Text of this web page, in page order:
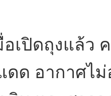
อเปิดถุงแล้ว
ดด อากาศไ